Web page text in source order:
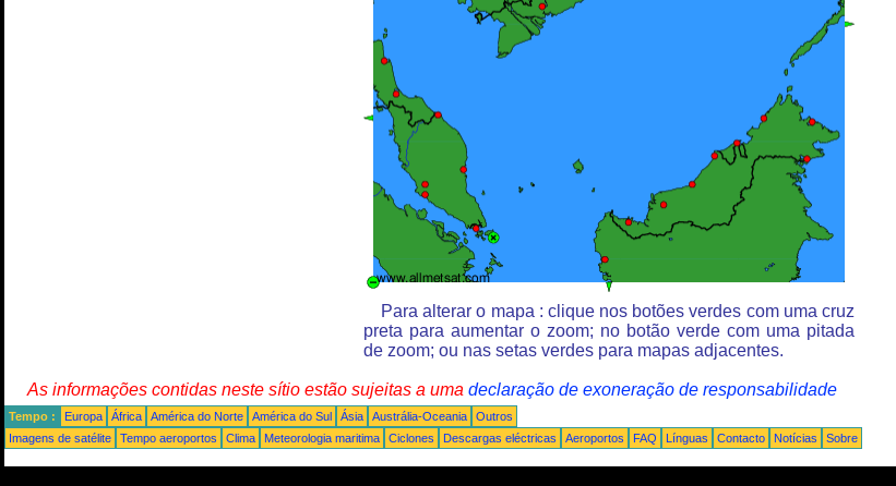
Para alterar o mapa : clique nos botões verdes com uma cruz
preta para aumentar o zoom; no botão verde com uma pitada
de zoom; ou nas setas verdes para mapas adjacentes.
As informações contidas neste sítio estão sujeitas a uma declaração de exoneração de responsabilidade
Tempo : Europa África América do Norte América do Sul Ásia Austrália-Oceania
Outros
Imagens de satélite
Tempo aeroportos Clima Meteorologia maritima Ciclones Descargas eléctricas Aeroportos FAQ Línguas Contacto Notícias Sobre